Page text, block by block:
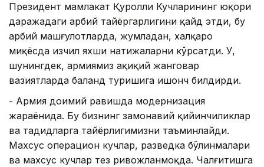
Президент мамлакат Қуролли Кучларининг юқори
даражадаги ҳарбий тайёргарлигини қайд этди, бу
ҳарбий машғулотларда, жумладан, халқаро
миқёсда изчил яхши натижаларни кўрсатди. У,
шунингдек, армиямиз ҳақиқий жанговар
вазиятларда баланд туришига ишонч билдирди.
- Aрмия доимий равишда модернизация
жараёнида. Бу бизнинг замонавий қийинчиликлар
ва таҳдидларга тайёрлигимизни таъминлайди.
Махсус операцион кучлар, разведка бўлинмалари
ва махсус кучлар тез ривожланмоқда. Чалғитишга